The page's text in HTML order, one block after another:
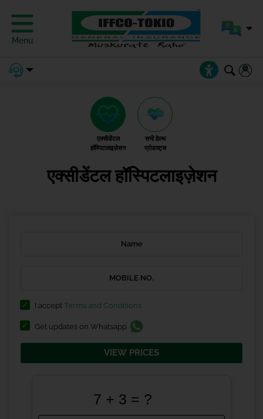
Menu
एक्सीडेंटल
हॉस्पिटलाइज़ेशन
सभी हेल्थ
प्रोडक्ट्स
एक्सीडेंटल हॉस्पिटलाइज़ेशन
I accept Terms and Conditions
Get updates on Whatsapp
VIEW PRICES